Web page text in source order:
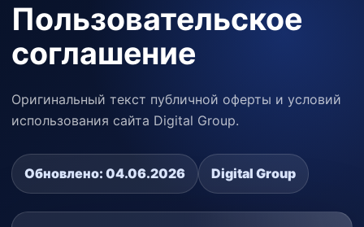
Пользовательское
соглашение
Оригинальный текст публичной оферты и условий
использования сайта Digital Group.
Обновлено: 04.06.2026 Digital Group